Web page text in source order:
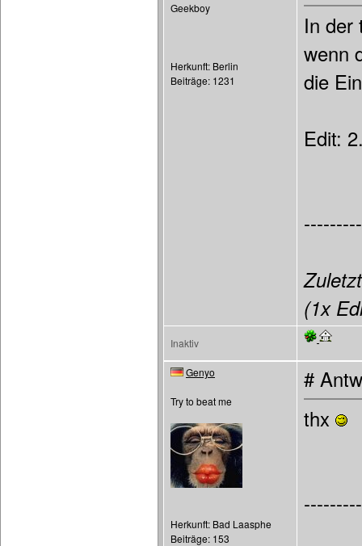
Geekboy
Herkunft: Berlin
Beiträge: 1231
In der
wenn
die
Edit:
(1x
Inaktiv
Genyo
Try to beat me
Herkunft: Bad Laasphe
Beiträge: 153
#
thx